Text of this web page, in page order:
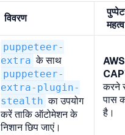
विवरण
महत्व
puppeteer-
extra के साथ
puppeteer-
extra-plugin-
stealth का उपयोग
करें ताकि ऑटोमेशन के
निशान छिप जाएं।
करने
पास
है।